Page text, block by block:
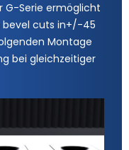
G-Serie ermöglicht
bevel cuts in+/-45
Montage
bei gleichzeitiger